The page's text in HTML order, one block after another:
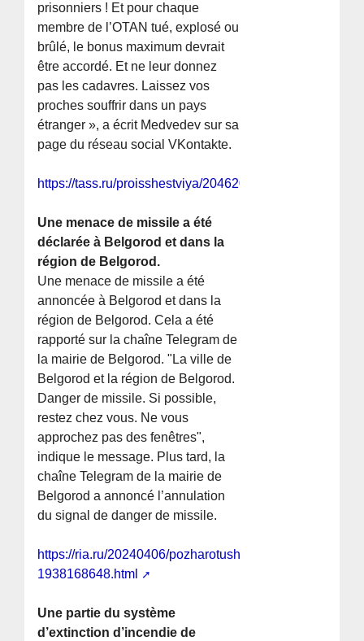
prisonniers ! Et pour chaque
membre de l’OTAN tué, explosé ou
brûlé, le bonus maximum devrait
être accordé. Et ne leur donnez
pas les cadavres. Laissez vos
proches souffrir dans un pays
étranger », a écrit Medvedev sur sa
page du réseau social VKontakte.
https://tass.ru/proisshestviya/20462021
Une menace de missile a été
déclarée à Belgorod et dans la
région de Belgorod.
Une menace de missile a été
annoncée à Belgorod et dans la
région de Belgorod. Cela a été
rapporté sur la chaîne Telegram de
la mairie de Belgorod. "La ville de
Belgorod et la région de Belgorod.
Danger de missile. Si possible,
restez chez vous. Ne vous
approchez pas des fenêtres",
indique le message. Plus tard, la
chaîne Telegram de la mairie de
Belgorod a annoncé l’annulation
du signal de danger de missile.
https://ria.ru/20240406/pozharotushenie-
1938168648.html
Une partie du système
d’extinction d’incendie de